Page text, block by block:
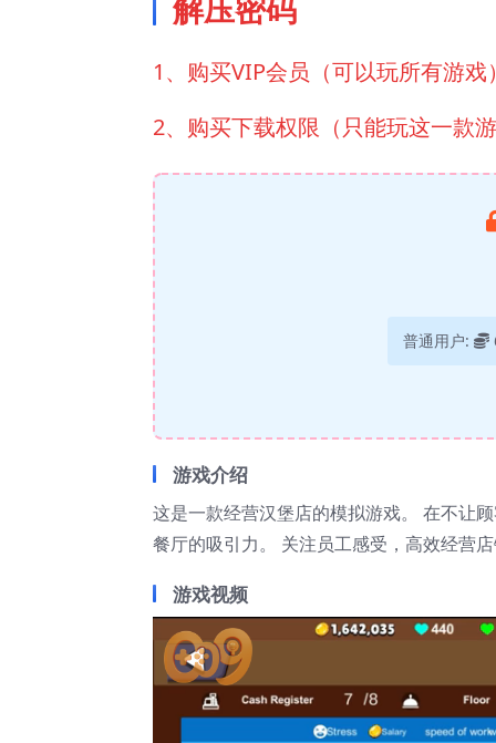
解压密码
1、购买VIP会员（可以玩所有游
2、购买下载权限（只能玩这一款
普通用户:
游戏介绍
这是一款经营汉堡店的模拟游戏。 在不让
餐厅的吸引力。 关注员工感受，高效经营
游戏视频